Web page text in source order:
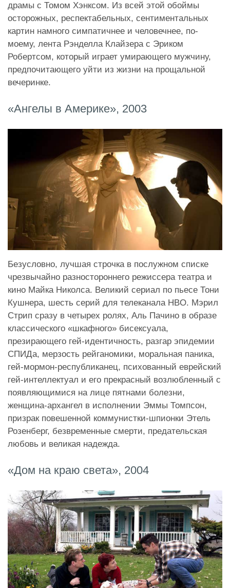
драмы с Томом Хэнксом. Из всей этой обоймы
осторожных, респектабельных, сентиментальных
картин намного симпатичнее и человечнее, по-
моему, лента Рэнделла Клайзера с Эриком
Робертсом, который играет умирающего мужчину,
предпочитающего уйти из жизни на прощальной
вечеринке.
«Ангелы в Америке», 2003
Безусловно, лучшая строчка в послужном списке
чрезвычайно разностороннего режиссера театра и
кино Майка Николса. Великий сериал по пьесе Тони
Кушнера, шесть серий для телеканала HBO. Мэрил
Стрип сразу в четырех ролях, Аль Пачино в образе
классического «шкафного» бисексуала,
презирающего гей-идентичность, разгар эпидемии
СПИДа, мерзость рейганомики, моральная паника,
гей-мормон-республиканец, психованный еврейский
гей-интеллектуал и его прекрасный возлюбленный с
появляющимися на лице пятнами болезни,
женщина-архангел в исполнении Эммы Томпсон,
призрак повешенной коммунистки-шпионки Этель
Розенберг, безвременные смерти, предательская
любовь и великая надежда.
«Дом на краю света», 2004